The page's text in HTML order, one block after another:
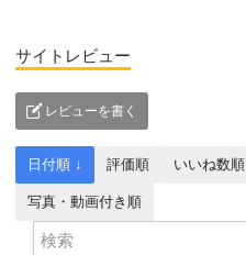
サイトレビュー
レビューを書く
日付順 ↓ 評価順 いいね数順
写真・動画付き順